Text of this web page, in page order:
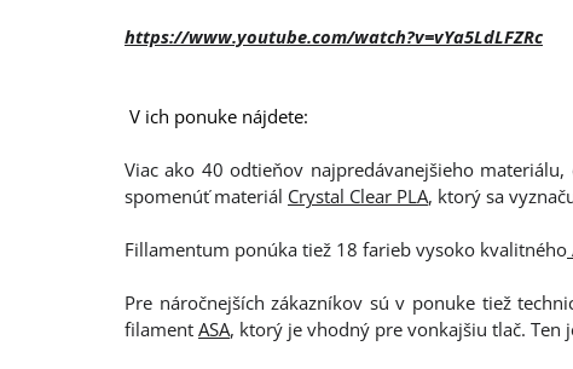
https://www.youtube.com/watch?v=vYa5LdLFZRc
V ich ponuke nájdete:
Viac ako 40 odtieňov najpredávanejšieho materiálu,
spomenúť materiál Crystal Clear PLA, ktorý sa
Fillamentum ponúka tiež 18 farieb vysoko kvalitného
Pre náročnejších zákazníkov sú v ponuke tiež
filament ASA, ktorý je vhodný pre vonkajšiu tlač. Ten